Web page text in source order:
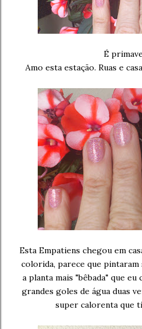
É
Amo esta estação. Ruas e
Esta Empatiens chegou em
colorida, parece que pintaram
a planta mais "bêbada" que eu
grandes goles de água duas
super calorenta que